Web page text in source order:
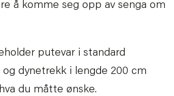
å komme seg opp av senga om
putevar i standard
dynetrekk i lengde 200 cm
du måtte ønske.